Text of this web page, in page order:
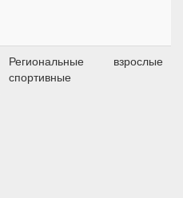
Региональные
спортивные
взрослые